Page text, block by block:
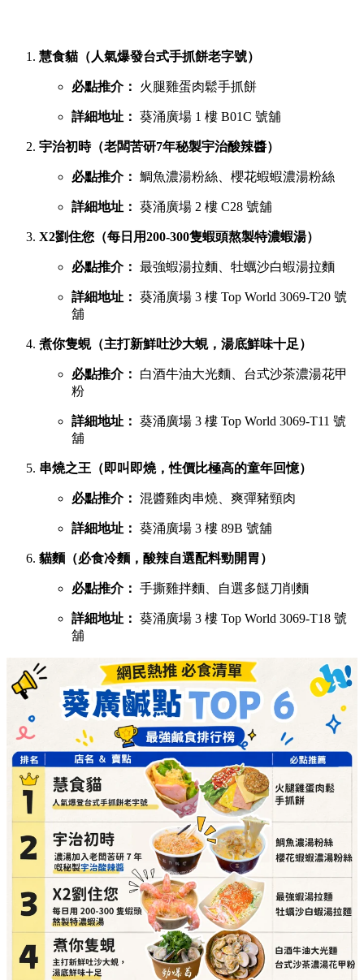
慧食貓（人氣爆發台式手抓餅老字號）
必點推介： 火腿雞蛋肉鬆手抓餅
詳細地址： 葵涌廣場 1 樓 B01C 號舖
宇治初時（老闆苦研7年秘製宇治酸辣醬）
必點推介： 鯛魚濃湯粉絲、櫻花蝦蝦濃湯粉絲
詳細地址： 葵涌廣場 2 樓 C28 號舖
X2劉住您（每日用200-300隻蝦頭熬製特濃蝦湯）
必點推介： 最強蝦湯拉麵、牡蠣沙白蝦湯拉麵
詳細地址： 葵涌廣場 3 樓 Top World 3069-T20 號
舖
煮你隻蜆（主打新鮮吐沙大蜆，湯底鮮味十足）
必點推介：
白酒牛油大光麵、台式沙茶濃湯花甲
粉
詳細地址： 葵涌廣場 3 樓 Top World 3069-T11 號
舖
串燒之王（即叫即燒，性價比極高的童年回憶）
必點推介： 混醬雞肉串燒、爽彈豬頸肉
詳細地址： 葵涌廣場 3 樓 89B 號舖
貓麵（必食冷麵，酸辣自選配料勁開胃）
必點推介： 手撕雞拌麵、自選多餸刀削麵
詳細地址： 葵涌廣場 3 樓 Top World 3069-T18 號
舖